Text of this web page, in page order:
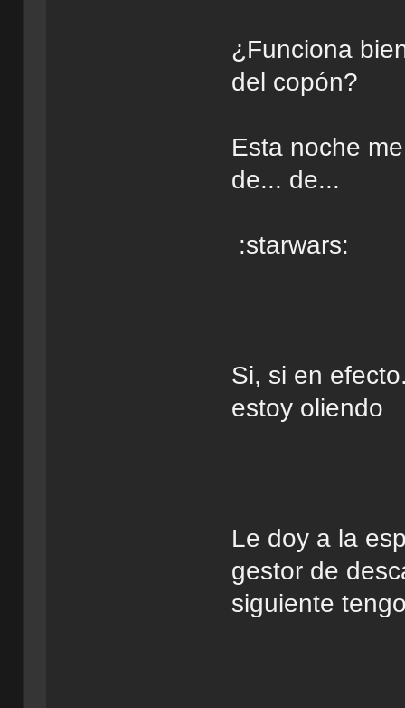
¿Funciona
del copón?
Esta noche
de... de...
:starwars:
Si, si en
estoy oliendo
Le doy a la
gestor de
siguiente